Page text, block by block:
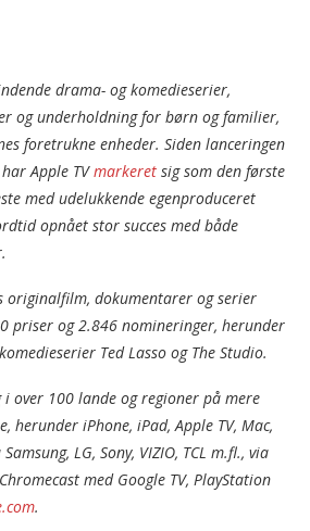
drama- og komedieserier,
og underholdning for børn og familier,
foretrukne enheder. Siden lanceringen
Apple TVmarkeret sig som den første
med udelukkende egenproduceret
opnået stor succes med både
originalfilm, dokumentarer og serier
priser og 2.846 nomineringer, herunder
Ted Lasso og The Studio.
over 100 lande og regioner på mere
iPhone, iPad, Apple TV, Mac,
LG, Sony, VIZIO, TCL m.fl., via
med Google TV, PlayStation
.